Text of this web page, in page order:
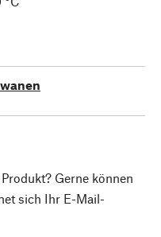
Gerne können
sich Ihr E-Mail-